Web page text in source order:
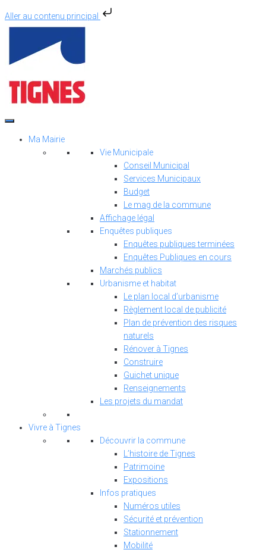
Aller au contenu principal
Aller
contenu
Ma Mairie
Vie Municipale
Conseil Municipal
Services Municipaux
Budget
Le mag de la commune
Affichage légal
Enquêtes publiques
Enquêtes publiques terminées
Enquêtes Publiques en cours
Marchés publics
Urbanisme et habitat
Le plan local d’urbanisme
Règlement local de publicité
Plan de prévention des risques
naturels
Rénover à Tignes
Construire
Guichet unique
Renseignements
Les projets du mandat
Vivre à Tignes
Découvrir la commune
L’histoire de Tignes
Patrimoine
Expositions
Infos pratiques
Numéros utiles
Sécurité et prévention
Stationnement
Mobilité